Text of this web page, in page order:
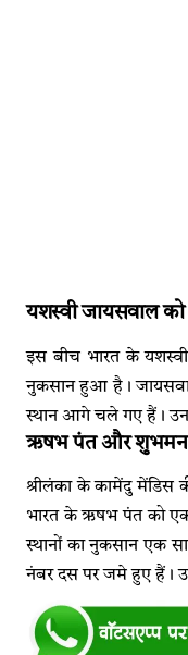
यशस्वी जायसवाल
इस बीच भारत के
नुकसान हुआ है।
स्थान आगे चले गए हैं।
ऋषभ पंत और शुभमन
श्रीलंका के कामेंदु मेंडिस
भारत के ऋषभ पंत को एक
स्थानों का नुकसान एक
नंबर दस पर जमे हुए हैं।